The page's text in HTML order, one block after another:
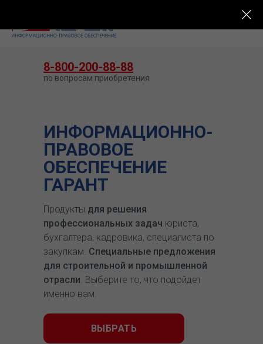
ИНФОРМАЦИОННО-
ПРАВОВОЕ
ОБЕСПЕЧЕНИЕ
ГАРАНТ
Продукты для решения
профессиональных задач юриста,
бухгалтера, кадровика, специалиста по
закупкам. Специальные предложения
для строительной и промышленной
отрасли. Выберите то, что подойдет
именно вам.
ВЫБРАТЬ
8-800-200-88-88
по вопросам приобретения